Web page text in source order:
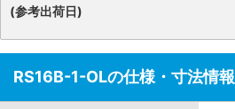
(参考出荷日)
RS16B-1-OLの仕様・寸法情報